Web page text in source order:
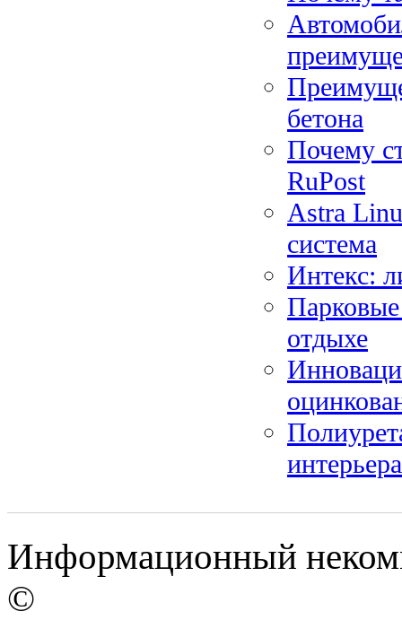
бетона
Почему
RuPost
Astra
система
Интекс:
отдыхе
интерьера
Информационный
©